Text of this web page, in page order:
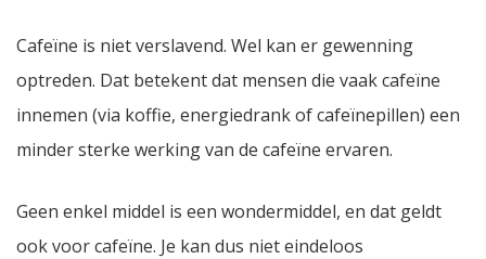
Cafeïne is niet verslavend. Wel kan er gewenning
optreden. Dat betekent dat mensen die vaak cafeïne
innemen (via koffie, energiedrank of cafeïnepillen) een
minder sterke werking van de cafeïne ervaren.
Geen enkel middel is een wondermiddel, en dat geldt
ook voor cafeïne. Je kan dus niet eindeloos